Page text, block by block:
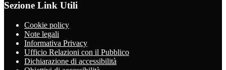
Sezione Link Utili
Cookie policy
Note legali
Informativa Privacy
Ufficio Relazioni con il Pubblico
Dichiarazione di accessibilità